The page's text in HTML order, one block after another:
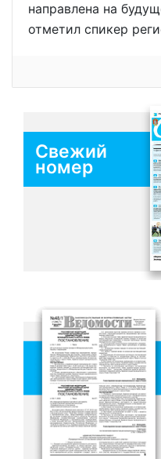
направлена на
отметил спикер
Свежий
номер